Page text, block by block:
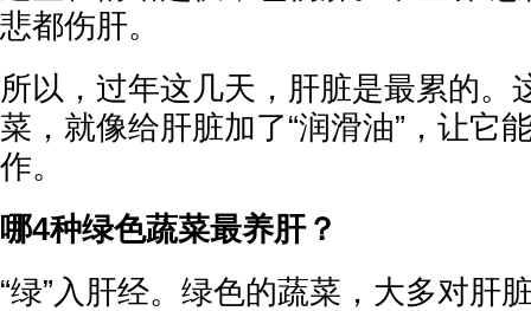
悲都伤肝。
所以，过年这几天，肝脏是最累的。
菜，就像给肝脏加了“润滑油”，让它
作。
哪4种绿色蔬菜最养肝？
“绿”入肝经。绿色的蔬菜，大多对肝